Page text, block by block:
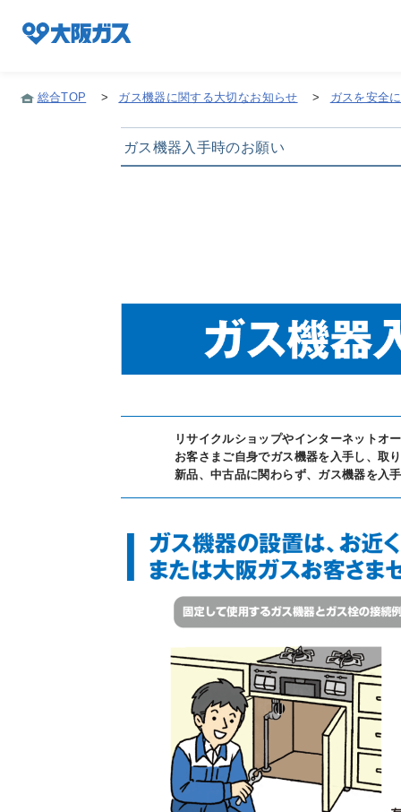
業務
企業情報TOP
プレスリリース
総合TOP > ガス機器に関する大切なお知らせ > ガスを安全
ガス機器入手時のお願い
リサイクルショップやインターネットオ
お客さまご自身でガス機器を入手し、取
新品、中古品に関わらず、ガス機器を入